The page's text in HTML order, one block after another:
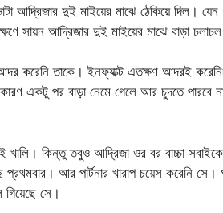
আদ্রিজার দুই মাইয়ের মাঝে ঠেকিয়ে দিল।
সায়ন আদ্রিজার দুই মাইয়ের মাঝে বাড়া
করেনি তাকে। ইনফ্যাক্ট এতক্ষণ আদরই
একটু পর বাড়া নেমে গেলে আর চুদতে
কিন্তু তবুও আদ্রিজা ওর বর বাচ্চা
আর পার্টনার খারাপ চয়েস করেনি সে।
সে।